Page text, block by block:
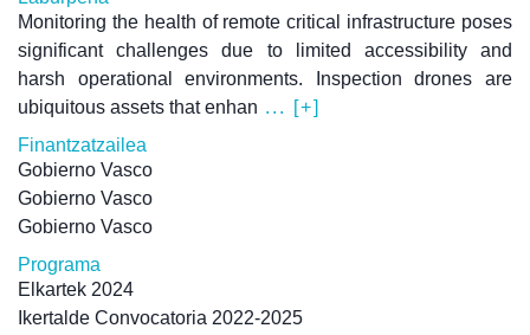
Monitoring the health of remote critical infrastructure poses
significant challenges due to limited accessibility and
harsh operational environments. Inspection drones are
ubiquitous assets that enhan ... [+]
Finantzatzailea
Gobierno Vasco
Gobierno Vasco
Gobierno Vasco
Programa
Elkartek 2024
Ikertalde Convocatoria 2022-2025